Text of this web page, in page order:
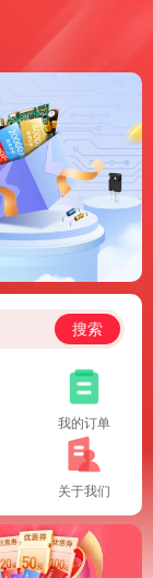
搜索
我的订单
关于我们